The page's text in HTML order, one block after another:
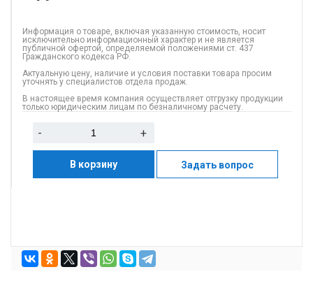
Информация о товаре, включая указанную стоимость, носит
исключительно информационный характер и не является
публичной офертой, определяемой положениями ст. 437
Гражданского кодекса РФ.
Актуальную цену, наличие и условия поставки товара просим
уточнять у специалистов отдела продаж.
В настоящее время компания осуществляет отгрузку продукции
только юридическим лицам по безналичному расчету.
- +
В корзину Задать вопрос